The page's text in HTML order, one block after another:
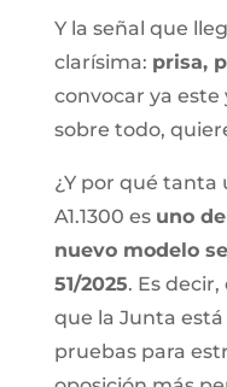
Y la señal que
clarísima: prisa,
convocar ya este
sobre todo,
¿Y por qué tanta
A1.1300 es uno
nuevo modelo
51/2025. Es
que la Junta
pruebas para